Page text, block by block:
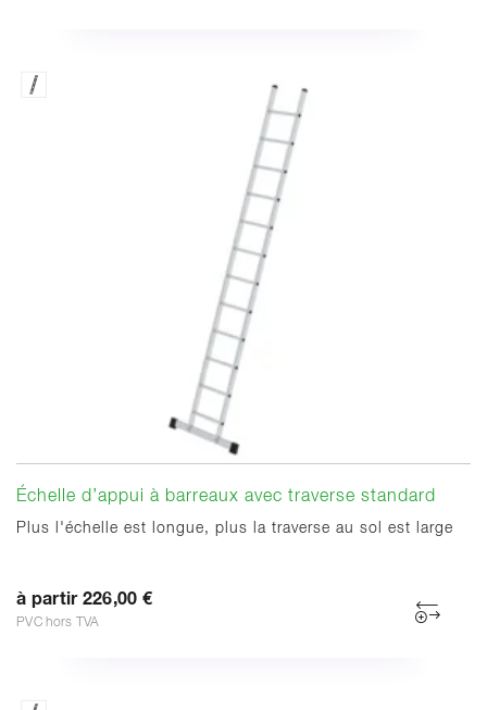
Échelle d’appui à barreaux avec traverse standard
Plus l'échelle est longue, plus la traverse au sol est large
à partir 226,00 €
PVC hors TVA